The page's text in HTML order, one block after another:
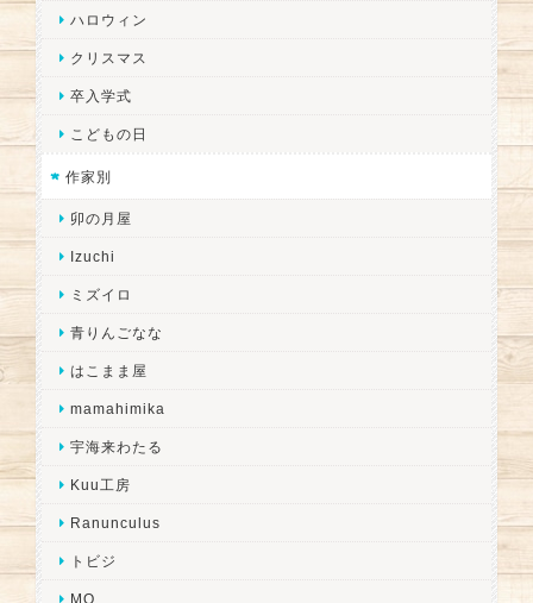
ハロウィン
クリスマス
卒入学式
こどもの日
作家別
卯の月屋
Izuchi
ミズイロ
青りんごなな
はこまま屋
mamahimika
宇海来わたる
Kuu工房
Ranunculus
トビジ
MO